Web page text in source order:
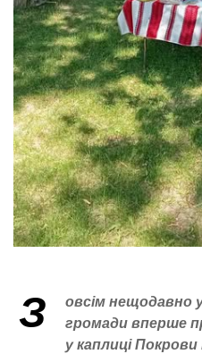
З
овсім нещодавно
громади вперше
у каплиці